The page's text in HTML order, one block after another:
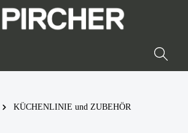
KÜCHENLINIE und ZUBEHÖR